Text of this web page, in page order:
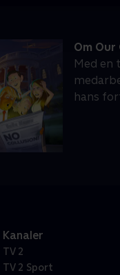
Om
Med en
hans
Kanaler
TV 2
TV 2 Sport